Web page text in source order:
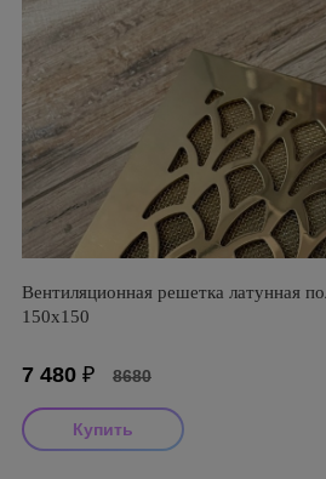
Вентиляционная решетка латунная
150х150
7 480 ₽ 8680